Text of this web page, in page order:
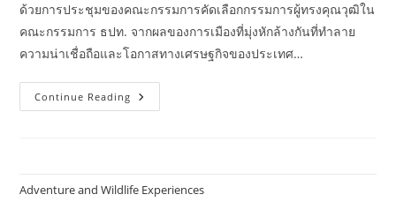
ด้วยการประชุมของคณะกรรมการคัดเลือกกรรมการผู้ทรงคุณวุฒิใน
คณะกรรมการ ธปท. จากผลของการเมืองที่มุ่งหักล้างกันที่ทําลาย
ความน่าเชื่อถือและโอกาสทางเศรษฐกิจของประเทศ…
Continue Reading ธนาคาร
แห่ง
ใน
ภูมิภาค
Adventure and Wildlife Experiences